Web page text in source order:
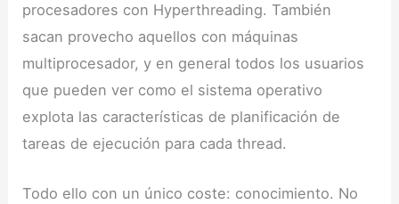
procesadores con Hyperthreading. También
sacan provecho aquellos con máquinas
multiprocesador, y en general todos los usuarios
que pueden ver como el sistema operativo
explota las características de planificación de
tareas de ejecución para cada thread.
Todo ello con un único coste: conocimiento. No